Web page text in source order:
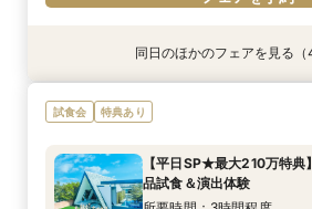
特典あり
8/24(月)
＼1軒目限定★3万ギフト付
ゼント×和牛試食
11:00〜
12:00〜
14:00〜
16:00〜
特典あり
8/24(月)
【6名～30名の少人数婚】
ン誕生！無料試食付
11:00〜
12:00〜
14:00〜
16:00〜
8/24(月)
【60分で完結】即決営業
りみちツアー
12:00〜
13:00〜
15:00〜
16:00〜
8/24(月)
【タイパ重視！60分で完
場案内＆相談会
12:00〜
13:00〜
15:00〜
16:00〜
同日のほかのフェアを見る（
試食会 特典あり
【平日SP★最大210万特典
品試食＆演出体験